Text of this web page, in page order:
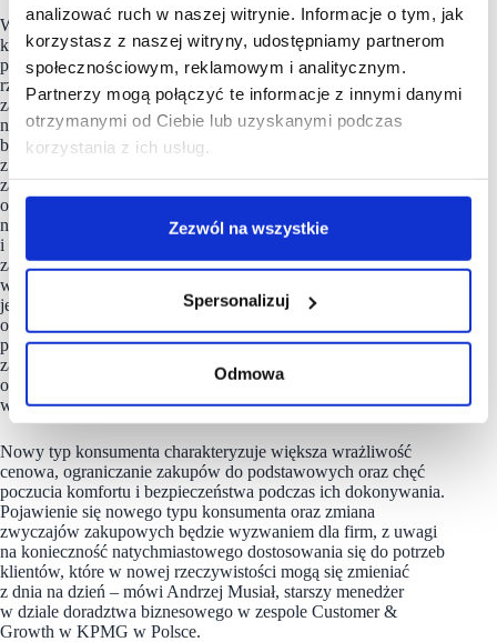
analizować ruch w naszej witrynie. Informacje o tym, jak
korzystasz z naszej witryny, udostępniamy partnerom
społecznościowym, reklamowym i analitycznym.
Partnerzy mogą połączyć te informacje z innymi danymi
otrzymanymi od Ciebie lub uzyskanymi podczas
korzystania z ich usług.
Zezwól na wszystkie
Spersonalizuj
Odmowa
Wybuch pandemii COVID-19 zmienił zwyczaje zakupowe
konsumentów, którzy wyrażają przekonanie, że w najbliższej
przyszłości będą żyć inaczej. Wyznacznikami nowej
rzeczywistości są przede wszystkim większa niepewność jutra,
zarówno w sferze finansowej, jak i ograniczeń wpływających
na funkcjonowanie w życiu codziennym, mniejsze poczucie
bezpieczeństwa podczas interakcji
z otoczeniem oraz ograniczone możliwości realizacji swoich
zamierzeń i podejmowania decyzji. Jednocześnie w wyniku
ograniczeń wynikających z pandemii COVID-19 pojawił się
nowy typ konsumenta, który przystosowując się do licznych
i dynamicznych zmian w otoczeniu wykształcił nowe
zachowania i zwyczaje. Niektóre zachowania były zauważalne
wcześniej, jednak nowe uwarunkowania istotnie
je przyspieszyły – jak np. robienie zakupów spożywczych
online czy korzystanie ze zdalnych form rozrywki. Konsumenci
przenoszą się do świata online, w coraz bardziej
zaawansowany sposób korzystają z technologii cyfrowych,
ograniczając jednocześnie liczbę fizycznych zakupów
w sklepach stacjonarnych.
Nowy typ konsumenta charakteryzuje większa wrażliwość
cenowa, ograniczanie zakupów do podstawowych oraz chęć
poczucia komfortu i bezpieczeństwa podczas ich dokonywania.
Pojawienie się nowego typu konsumenta oraz zmiana
zwyczajów zakupowych będzie wyzwaniem dla firm, z uwagi
na konieczność natychmiastowego dostosowania się do potrzeb
klientów, które w nowej rzeczywistości mogą się zmieniać
z dnia na dzień – mówi Andrzej Musiał, starszy menedżer
w dziale doradztwa biznesowego w zespole Customer &
Growth w KPMG w Polsce.